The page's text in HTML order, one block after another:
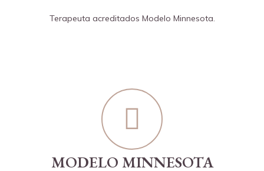
Terapeuta acreditados Modelo Minnesota.
MODELO MINNESOTA